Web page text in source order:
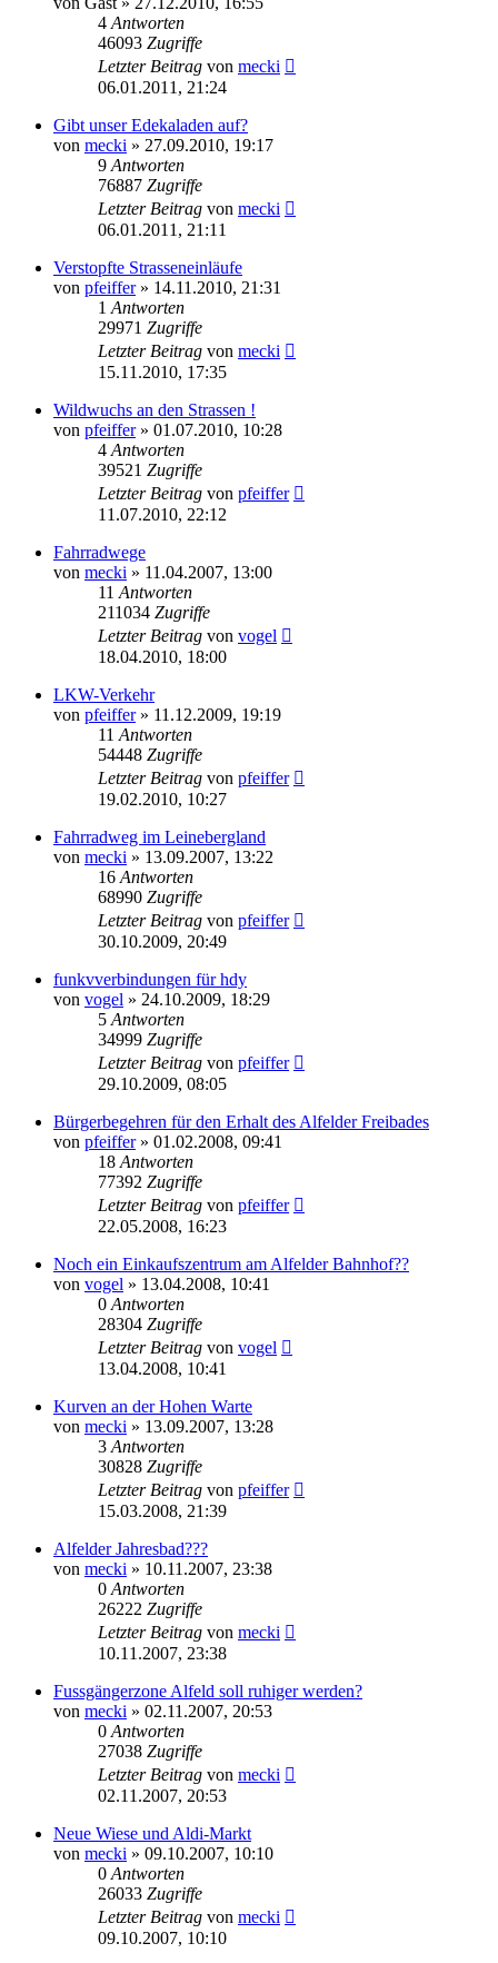
4 Antworten
46093 Zugriffe
Letzter Beitrag von mecki
06.01.2011, 21:24
Gibt unser Edekaladen auf?
von mecki » 27.09.2010, 19:17
9 Antworten
76887 Zugriffe
Letzter Beitrag von mecki
06.01.2011, 21:11
Verstopfte Strasseneinläufe
von pfeiffer» 14.11.2010, 21:31
1 Antworten
29971 Zugriffe
Letzter Beitrag von mecki
15.11.2010, 17:35
Wildwuchs an den Strassen !
von pfeiffer» 01.07.2010, 10:28
4 Antworten
39521 Zugriffe
Letzter Beitrag von pfeiffer
11.07.2010, 22:12
Fahrradwege
von mecki » 11.04.2007, 13:00
11 Antworten
211034 Zugriffe
Letzter Beitrag von vogel
18.04.2010, 18:00
LKW-Verkehr
von pfeiffer» 11.12.2009, 19:19
11 Antworten
54448 Zugriffe
Letzter Beitrag von pfeiffer
19.02.2010, 10:27
Fahrradweg im Leinebergland
von mecki » 13.09.2007, 13:22
16 Antworten
68990 Zugriffe
Letzter Beitrag von pfeiffer
30.10.2009, 20:49
funkvverbindungen für hdy
von vogel » 24.10.2009, 18:29
5 Antworten
34999 Zugriffe
Letzter Beitrag von pfeiffer
29.10.2009, 08:05
Bürgerbegehren für den Erhalt des Alfelder Freibades
von pfeiffer» 01.02.2008, 09:41
18 Antworten
77392 Zugriffe
Letzter Beitrag von pfeiffer
22.05.2008, 16:23
Noch ein Einkaufszentrum am Alfelder Bahnhof??
von vogel » 13.04.2008, 10:41
0 Antworten
28304 Zugriffe
Letzter Beitrag von vogel
13.04.2008, 10:41
Kurven an der Hohen Warte
von mecki » 13.09.2007, 13:28
3 Antworten
30828 Zugriffe
Letzter Beitrag von pfeiffer
15.03.2008, 21:39
Alfelder Jahresbad???
von mecki » 10.11.2007, 23:38
0 Antworten
26222 Zugriffe
Letzter Beitrag von mecki
10.11.2007, 23:38
Fussgängerzone Alfeld soll ruhiger werden?
von mecki » 02.11.2007, 20:53
0 Antworten
27038 Zugriffe
Letzter Beitrag von mecki
02.11.2007, 20:53
Neue Wiese und Aldi-Markt
von mecki » 09.10.2007, 10:10
0 Antworten
26033 Zugriffe
Letzter Beitrag von mecki
09.10.2007, 10:10